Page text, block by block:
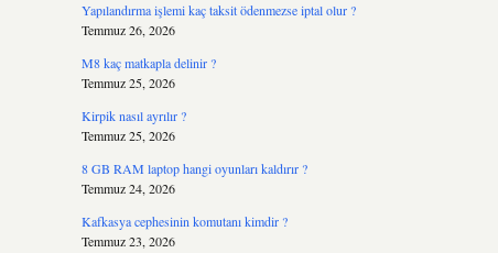
Yapılandırma işlemi kaç taksit ödenmezse iptal olur ?
Temmuz 26, 2026
M8 kaç matkapla delinir ?
Temmuz 25, 2026
Kirpik nasıl ayrılır ?
Temmuz 25, 2026
8 GB RAM laptop hangi oyunları kaldırır ?
Temmuz 24, 2026
Kafkasya cephesinin komutanı kimdir ?
Temmuz 23, 2026